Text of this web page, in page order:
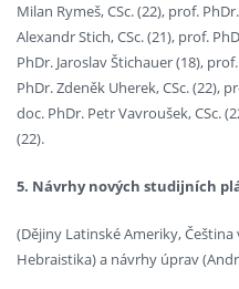
Milan Rymeš, CSc. (22), prof.
Alexandr Stich, CSc. (21), prof.
PhDr. Jaroslav Štichauer (18),
PhDr. Zdeněk Uherek, CSc. (22),
doc. PhDr. Petr Vavroušek, CSc.
(22).
5. Návrhy nových studijních
(Dějiny Latinské Ameriky,
Hebraistika) a návrhy úprav